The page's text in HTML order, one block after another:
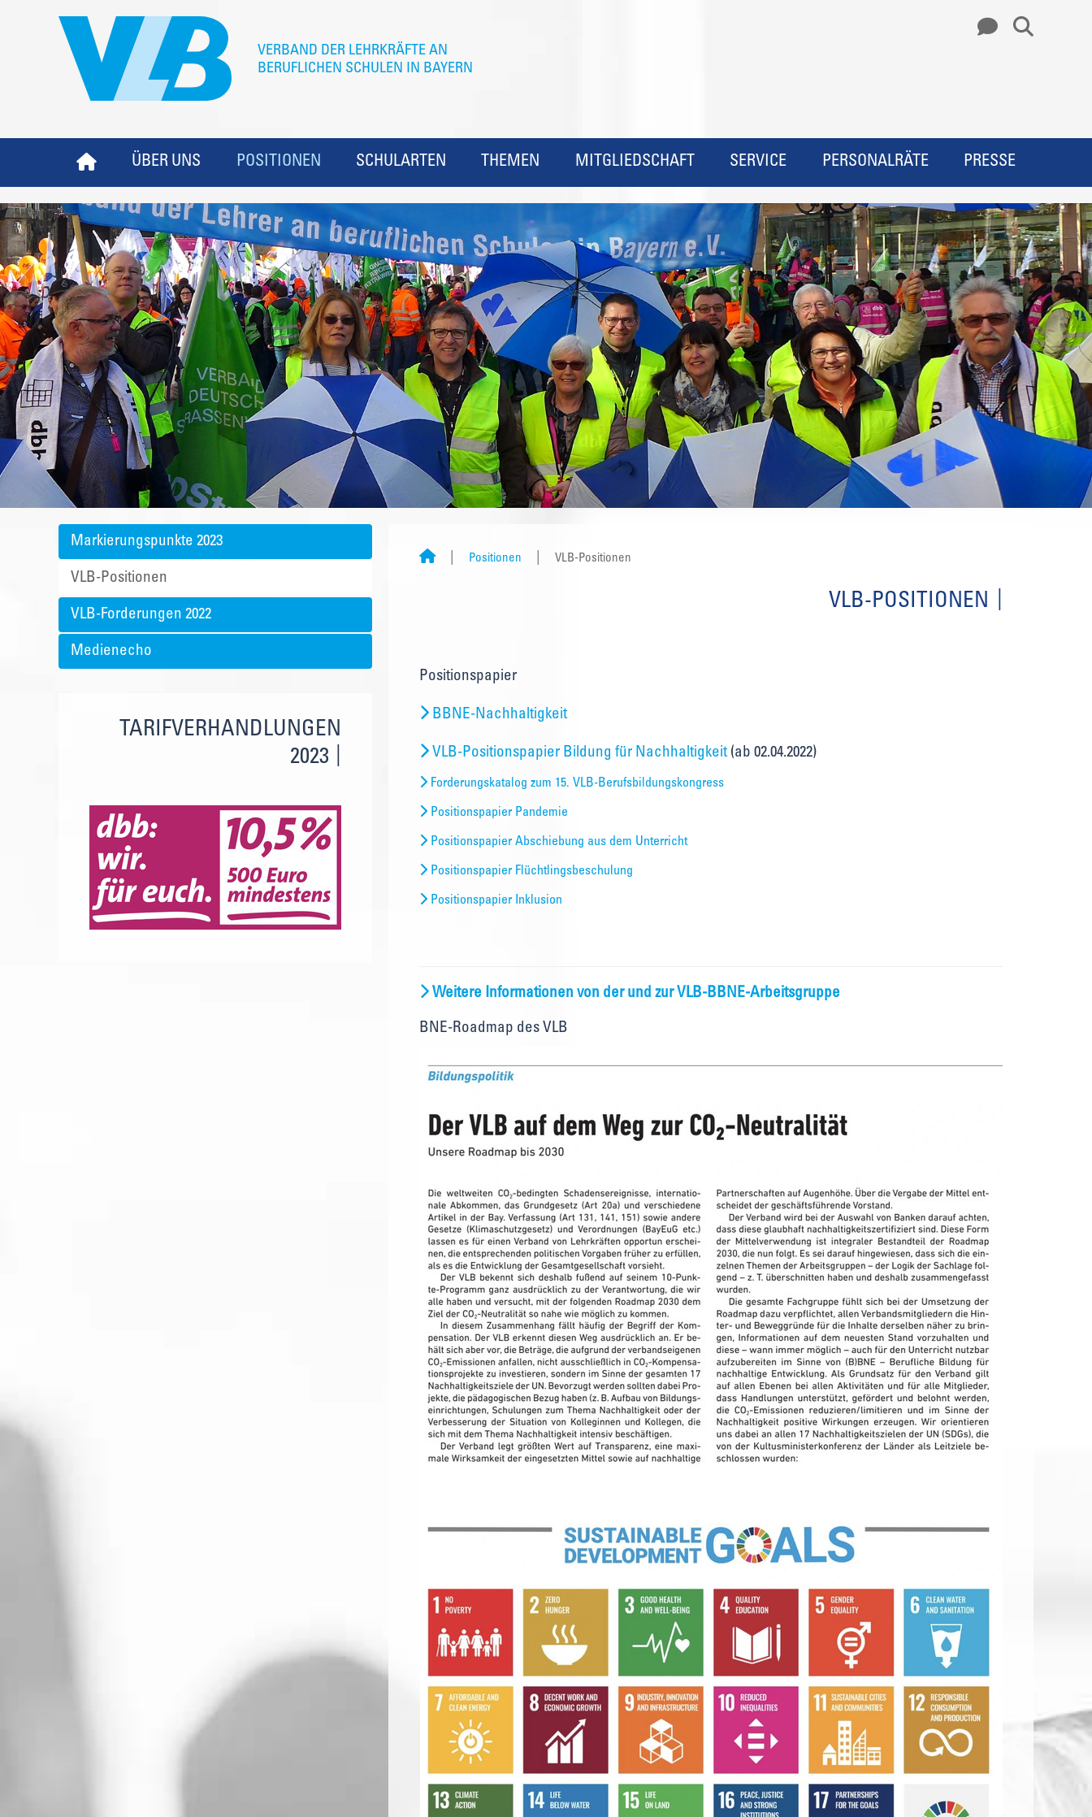
ÜBER UNS POSITIONEN SCHULARTEN THEMEN MITGLIEDSCHAFT SERVICE PERSONALRÄTE PRESSE
Markierungspunkte 2023
VLB-Positionen
VLB-Forderungen 2022
Medienecho
TARIFVERHANDLUNGEN
2023
Positionen VLB-Positionen
VLB-POSITIONEN
Positionspapier
BBNE-Nachhaltigkeit
VLB-Positionspapier Bildung für Nachhaltigkeit(ab 02.04.2022)
Forderungskatalog zum 15. VLB-Berufsbildungskongress
Positionspapier Pandemie
Positionspapier Abschiebung aus dem Unterricht
Positionspapier Flüchtlingsbeschulung
Positionspapier Inklusion
Weitere Informationen von der und zur VLB-BBNE-Arbeitsgruppe
BNE-Roadmap des VLB